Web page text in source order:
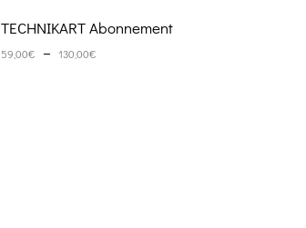
TECHNIKART Abonnement
59,00€ – 130,00€